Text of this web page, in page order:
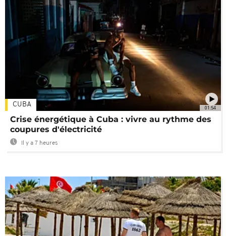
01:54
CUBA
Crise énergétique à Cuba : vivre au rythme des
coupures d'électricité
Il y a 7 heures